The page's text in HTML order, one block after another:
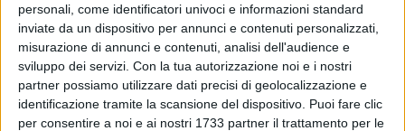
personali, come identificatori univoci e informazioni standard
inviate da un dispositivo per annunci e contenuti personalizzati,
misurazione di annunci e contenuti, analisi dell'audience e
sviluppo dei servizi. Con la tua autorizzazione noi e i nostri
partner possiamo utilizzare dati precisi di geolocalizzazione e
identificazione tramite la scansione del dispositivo. Puoi fare clic
per consentire a noi e ai nostri 1733 partner il trattamento per le
«Dopo un attento esame della situazione venutasi a creare,
ho deciso di rassegnare le dimissioni da responsabile dell'
area tecnica del Barletta Calcio. Le dimissioni sono
inevitabili dopo le decisioni adottate dalla società, decisioni
che non condivido in quanto non rispecchiano il mio modo
di pensare il calcio». La notizia era nell'aria sin da ieri